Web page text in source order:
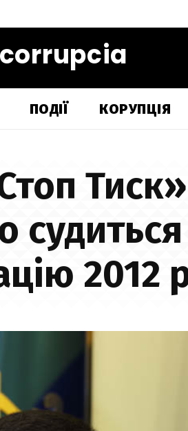
ПОДІЇ КОРУПЦІЯ
2012